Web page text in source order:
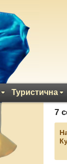
Туристична
7